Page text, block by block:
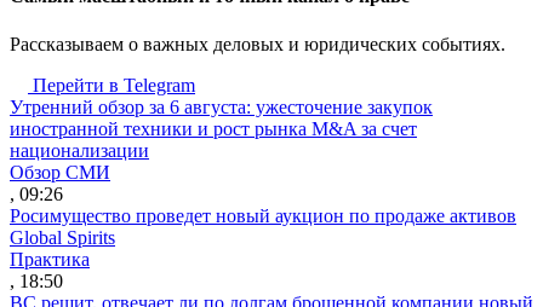
Рассказываем о важных деловых и юридических событиях.
Перейти в Telegram
Утренний обзор за 6 августа: ужесточение закупок
иностранной техники и рост рынка M&A за счет
национализации
Обзор СМИ
, 09:26
Росимущество проведет новый аукцион по продаже активов
Global Spirits
Практика
, 18:50
ВС решит, отвечает ли по долгам брошенной компании новый